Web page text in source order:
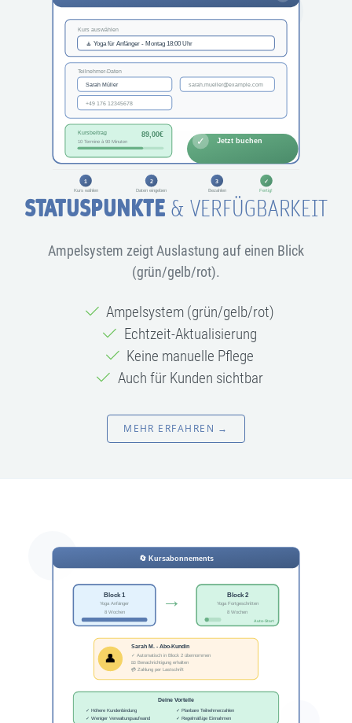
STATUSPUNKTE& VERFÜGBARKEIT
Ampelsystem zeigt Auslastung auf einen Blick
(grün/gelb/rot).
Ampelsystem (grün/gelb/rot)
Echtzeit-Aktualisierung
Keine manuelle Pflege
Auch für Kunden sichtbar
MEHR ERFAHREN →